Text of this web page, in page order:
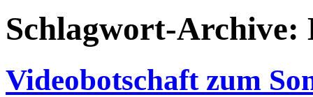
Schlagwort-Archive:
Videobotschaft zum